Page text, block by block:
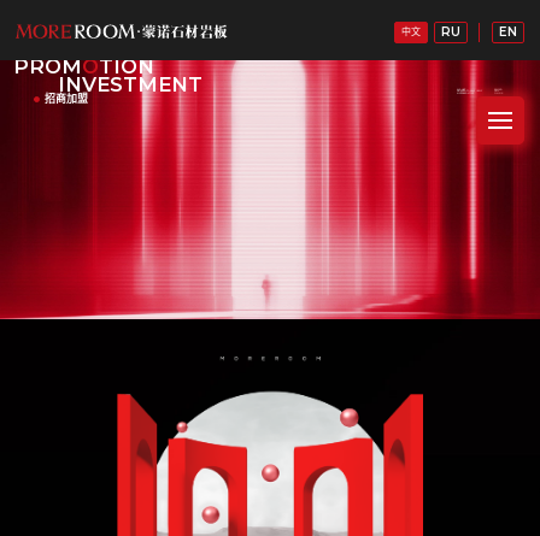
中文 RU EN
PROMOTION
INVESTMENT
招商加盟